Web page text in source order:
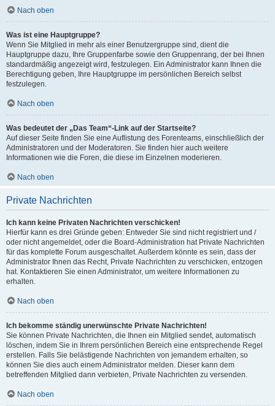
Nach oben
Was ist eine Hauptgruppe?
Wenn Sie Mitglied in mehr als einer Benutzergruppe sind, dient die
Hauptgruppe dazu, Ihre Gruppenfarbe sowie den Gruppenrang, der bei Ihnen
standardmäßig angezeigt wird, festzulegen. Ein Administrator kann Ihnen die
Berechtigung geben, Ihre Hauptgruppe im persönlichen Bereich selbst
festzulegen.
Nach oben
Was bedeutet der „Das Team“-Link auf der Startseite?
Auf dieser Seite finden Sie eine Auflistung des Forenteams, einschließlich der
Administratoren und der Moderatoren. Sie finden hier auch weitere
Informationen wie die Foren, die diese im Einzelnen moderieren.
Nach oben
Private Nachrichten
Ich kann keine Privaten Nachrichten verschicken!
Hierfür kann es drei Gründe geben: Entweder Sie sind nicht registriert und /
oder nicht angemeldet, oder die Board-Administration hat Private Nachrichten
für das komplette Forum ausgeschaltet. Außerdem könnte es sein, dass der
Administrator Ihnen das Recht, Private Nachrichten zu verschicken, entzogen
hat. Kontaktieren Sie einen Administrator, um weitere Informationen zu
erhalten.
Nach oben
Ich bekomme ständig unerwünschte Private Nachrichten!
Sie können Private Nachrichten, die Ihnen ein Mitglied sendet, automatisch
löschen, indem Sie in Ihrem persönlichen Bereich eine entsprechende Regel
erstellen. Falls Sie belästigende Nachrichten von jemandem erhalten, so
können Sie dies auch einem Administrator melden. Dieser kann dem
betreffenden Mitglied dann verbieten, Private Nachrichten zu versenden.
Nach oben